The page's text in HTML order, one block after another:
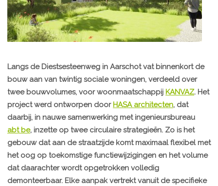
Langs de Diestsesteenweg in Aarschot vat binnenkort de
bouw aan van twintig sociale woningen, verdeeld over
twee bouwvolumes, voor woonmaatschappij KANVAZ. Het
project werd ontworpen door HASA architecten, dat
daarbij, in nauwe samenwerking met ingenieursbureau
abt be, inzette op twee circulaire strategieën. Zo is het
gebouw dat aan de straatzijde komt maximaal flexibel met
het oog op toekomstige functiewijzigingen en het volume
dat daarachter wordt opgetrokken volledig
demonteerbaar. Elke aanpak vertrekt vanuit de specifieke